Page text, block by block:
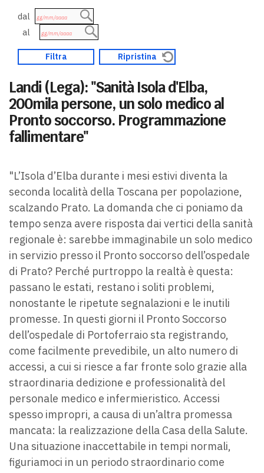
dal
al
Landi (Lega): "Sanità Isola d'Elba,
200mila persone, un solo medico al
Pronto soccorso. Programmazione
fallimentare"
"L’Isola d’Elba durante i mesi estivi diventa la
seconda località della Toscana per popolazione,
scalzando Prato. La domanda che ci poniamo da
tempo senza avere risposta dai vertici della sanità
regionale è: sarebbe immaginabile un solo medico
in servizio presso il Pronto soccorso dell’ospedale
di Prato? Perché purtroppo la realtà è questa:
passano le estati, restano i soliti problemi,
nonostante le ripetute segnalazioni e le inutili
promesse. In questi giorni il Pronto Soccorso
dell’ospedale di Portoferraio sta registrando,
come facilmente prevedibile, un alto numero di
accessi, a cui si riesce a far fronte solo grazie alla
straordinaria dedizione e professionalità del
personale medico e infermieristico. Accessi
spesso impropri, a causa di un’altra promessa
mancata: la realizzazione della Casa della Salute.
Una situazione inaccettabile in tempi normali,
figuriamoci in un periodo straordinario come